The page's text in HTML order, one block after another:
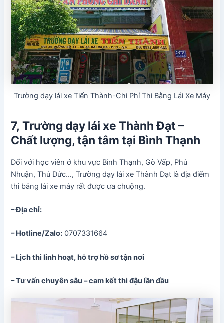
Trường dạy lái xe Tiến Thành-Chi Phí Thi Bằng Lái Xe Máy
7, Trường dạy lái xe Thành Đạt –
Chất lượng, tận tâm tại Bình Thạnh
Đối với học viên ở khu vực Bình Thạnh, Gò Vấp, Phú
Nhuận, Thủ Đức…, Trường dạy lái xe Thành Đạt là địa điểm
thi bằng lái xe máy rất được ưa chuộng.
– Địa chỉ:
– Hotline/Zalo: 0707331664
– Lịch thi linh hoạt, hỗ trợ hồ sơ tận nơi
– Tư vấn chuyên sâu – cam kết thi đậu lần đầu